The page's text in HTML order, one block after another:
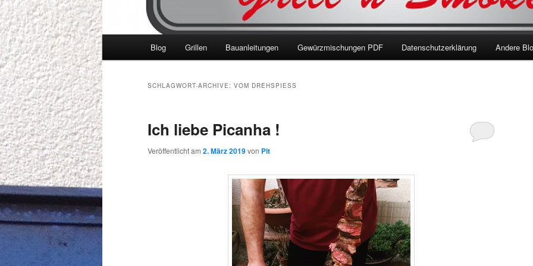
Blog Grillen Bauanleitungen Gewürzmischungen PDF Datenschutzerklärung Andere
SCHLAGWORT-ARCHIVE: VOM DREHSPIESS
Ich liebe Picanha !
Veröffentlicht am 2. März 2019von Pit